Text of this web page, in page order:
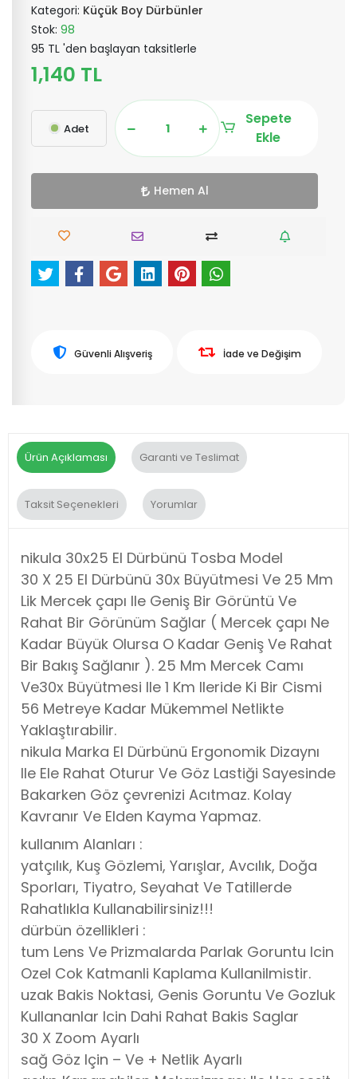
Kategori: Küçük Boy Dürbünler
Stok: 98
95 TL 'den başlayan taksitlerle
1,140 TL
Adet
Sepete
Ekle
Hemen Al
Güvenli Alışveriş İade ve Değişim
Ürün Açıklaması Garanti ve Teslimat
Taksit Seçenekleri Yorumlar
nikula 30x25 El Dürbünü Tosba Model
30 X 25 El Dürbünü 30x Büyütmesi Ve 25 Mm
Lik Mercek çapı Ile Geniş Bir Görüntü Ve
Rahat Bir Görünüm Sağlar ( Mercek çapı Ne
Kadar Büyük Olursa O Kadar Geniş Ve Rahat
Bir Bakış Sağlanır ). 25 Mm Mercek Camı
Ve30x Büyütmesi Ile 1 Km Ileride Ki Bir Cismi
56 Metreye Kadar Mükemmel Netlikte
Yaklaştırabilir.
nikula Marka El Dürbünü Ergonomik Dizaynı
Ile Ele Rahat Oturur Ve Göz Lastiği Sayesinde
Bakarken Göz çevrenizi Acıtmaz. Kolay
Kavranır Ve Elden Kayma Yapmaz.
kullanım Alanları :
yatçılık, Kuş Gözlemi, Yarışlar, Avcılık, Doğa
Sporları, Tiyatro, Seyahat Ve Tatillerde
Rahatlıkla Kullanabilirsiniz!!!
dürbün özellikleri :
tum Lens Ve Prizmalarda Parlak Goruntu Icin
Ozel Cok Katmanli Kaplama Kullanilmistir.
uzak Bakis Noktasi, Genis Goruntu Ve Gozluk
Kullananlar Icin Dahi Rahat Bakis Saglar
30 X Zoom Ayarlı
sağ Göz Için – Ve + Netlik Ayarlı